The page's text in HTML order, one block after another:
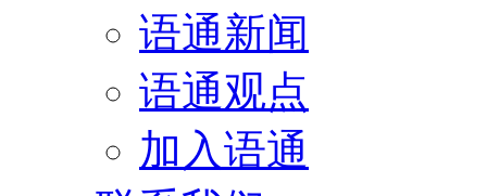
语通新闻
语通观点
加入语通